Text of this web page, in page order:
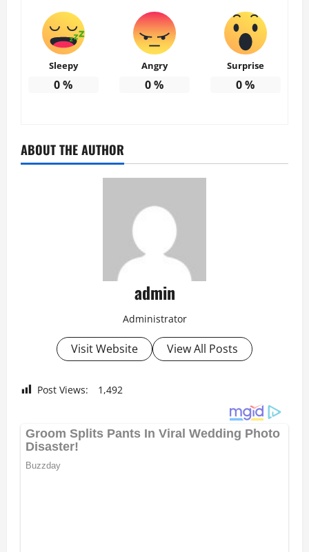
Sleepy
0%
Angry
0%
Surprise
0%
ABOUT THE AUTHOR
admin
Administrator
Visit Website View All Posts
Post Views: 1,492